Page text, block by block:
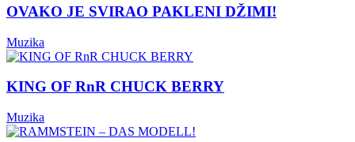
OVAKO JE SVIRAO PAKLENI DŽIMI!
Muzika
KING OF RnR CHUCK BERRY
Muzika